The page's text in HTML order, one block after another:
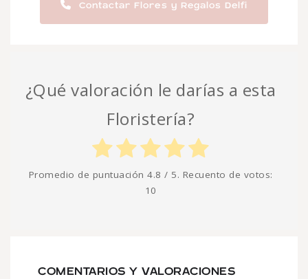
Contactar Flores y Regalos Delfi
¿Qué valoración le darías a esta
Floristería?
Promedio de puntuación 4.8 / 5. Recuento de votos:
10
COMENTARIOS Y VALORACIONES